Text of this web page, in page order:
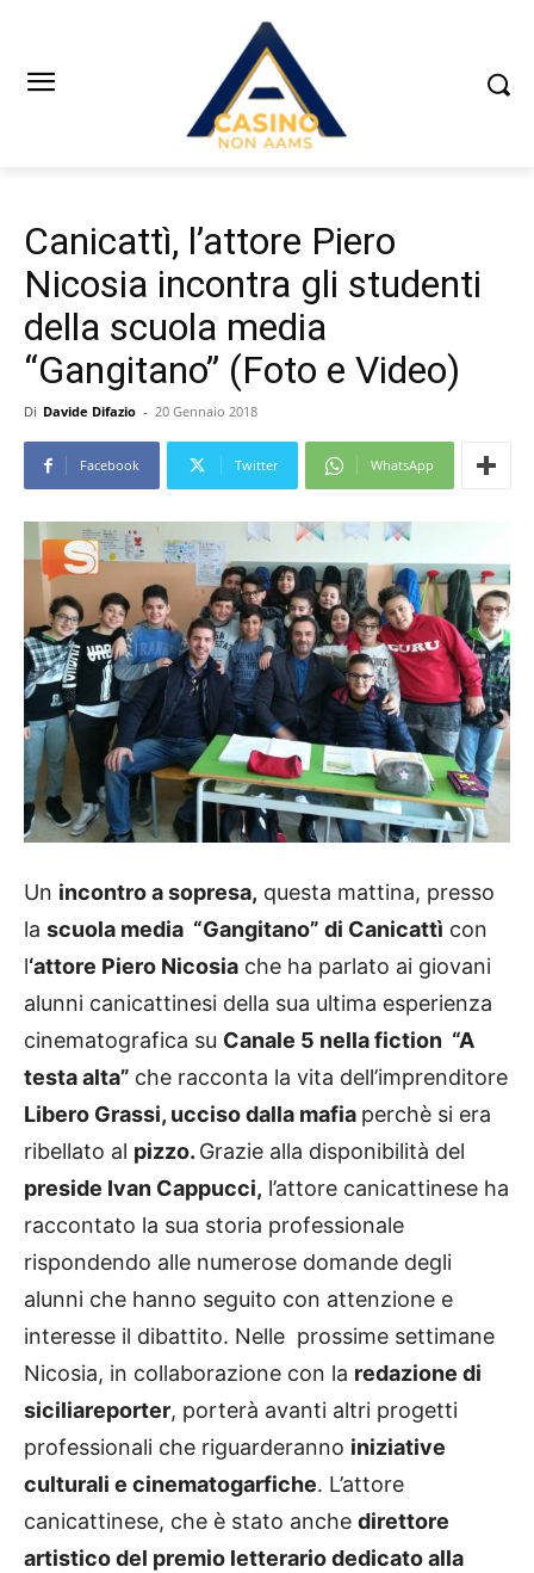
Canicattì, l’attore Piero
Nicosia incontra gli studenti
della scuola media
“Gangitano” (Foto e Video)
Di Davide Difazio - 20 Gennaio 2018
Facebook Twitter WhatsApp
Un incontro a sopresa, questa mattina, presso
la scuola media “Gangitano” di Canicattì con
l‘attore Piero Nicosia che ha parlato ai giovani
alunni canicattinesi della sua ultima esperienza
cinematografica su Canale 5 nella fiction “A
testa alta” che racconta la vita dell’imprenditore
Libero Grassi, ucciso dalla mafia perchè si era
ribellato al pizzo. Grazie alla disponibilità del
preside Ivan Cappucci, l’attore canicattinese ha
raccontato la sua storia professionale
rispondendo alle numerose domande degli
alunni che hanno seguito con attenzione e
interesse il dibattito. Nelle prossime settimane
Nicosia, in collaborazione con la redazione di
siciliareporter, porterà avanti altri progetti
professionali che riguarderanno iniziative
culturali e cinematogarfiche. L’attore
canicattinese, che è stato anche direttore
artistico del premio letterario dedicato alla